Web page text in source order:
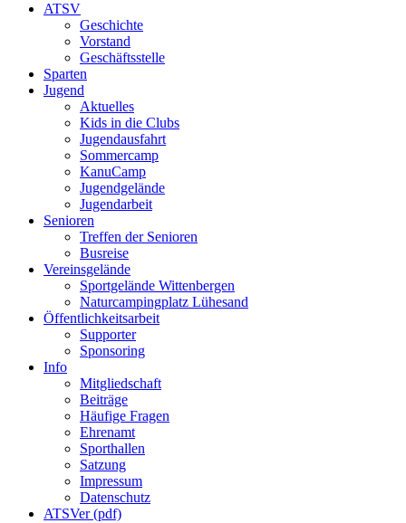
ATSV
Geschichte
Vorstand
Geschäftsstelle
Sparten
Jugend
Aktuelles
Kids in die Clubs
Jugendausfahrt
Sommercamp
KanuCamp
Jugendgelände
Jugendarbeit
Senioren
Treffen der Senioren
Busreise
Vereinsgelände
Sportgelände Wittenbergen
Naturcampingplatz Lühesand
Öffentlichkeitsarbeit
Supporter
Sponsoring
Info
Mitgliedschaft
Beiträge
Häufige Fragen
Ehrenamt
Sporthallen
Satzung
Impressum
Datenschutz
ATSVer (pdf)